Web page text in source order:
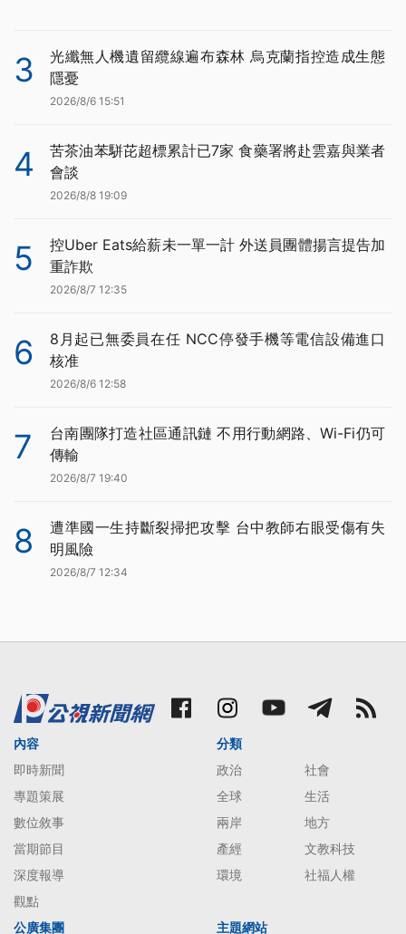
3
光纖無人機遺留纜線遍布森林 烏克蘭指控造成生態
隱憂
2026/8/6 15:51
4
苦茶油苯駢芘超標累計已7家 食藥署將赴雲嘉與業者
會談
2026/8/8 19:09
5
控Uber Eats給薪未一單一計 外送員團體揚言提告加
重詐欺
2026/8/7 12:35
6
8月起已無委員在任 NCC停發手機等電信設備進口
核准
2026/8/6 12:58
7
台南團隊打造社區通訊鏈 不用行動網路、Wi-Fi仍可
傳輸
2026/8/7 19:40
8
遭準國一生持斷裂掃把攻擊 台中教師右眼受傷有失
明風險
2026/8/7 12:34
內容
即時新聞
專題策展
數位敘事
當期節目
深度報導
觀點
分類
政治
社會
全球
生活
兩岸
地方
產經
文教科技
環境
社福人權
公廣集團 主題網站